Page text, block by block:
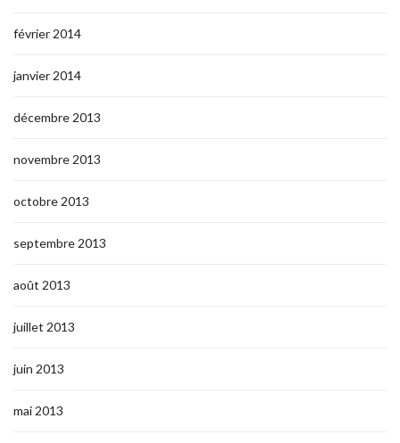
février 2014
janvier 2014
décembre 2013
novembre 2013
octobre 2013
septembre 2013
août 2013
juillet 2013
juin 2013
mai 2013